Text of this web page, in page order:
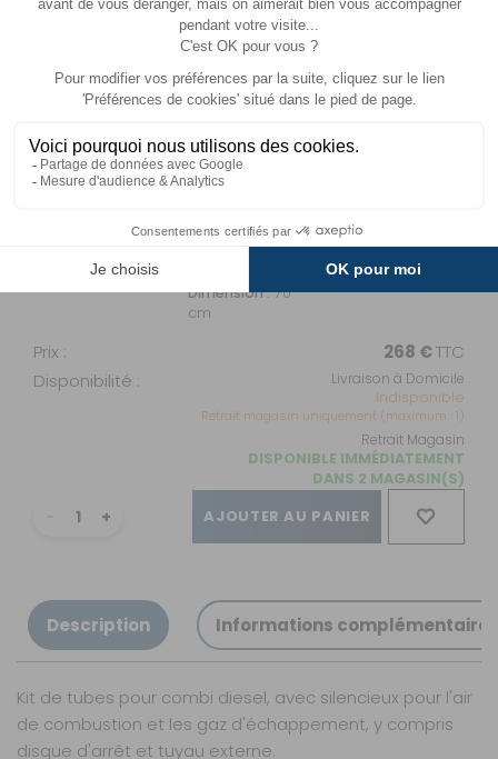
Disponibilité :
Livraison à Domicile
Sur commande : Contactez-nous au 04 68
Retrait Magasin
DISPONIBLE IMMÉDIATEMENT
DANS 2 MAGASIN(S)
AJOUTER AU PANIER
Référence :
Dimension :70
cm
Prix : 268 €TTC
Disponibilité :
Livraison à Domicile
Indisponible
Retrait magasin uniquement (maximum : 1)
Retrait Magasin
DISPONIBLE IMMÉDIATEMENT
DANS 2 MAGASIN(S)
AJOUTER AU PANIER
Description Informations complémentaires
Kit de tubes pour combi diesel, avec silencieux pour l'air
de combustion et les gaz d'échappement, y compris
disque d'arrêt et tuyau externe.